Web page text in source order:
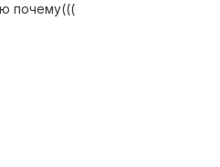
почему(((